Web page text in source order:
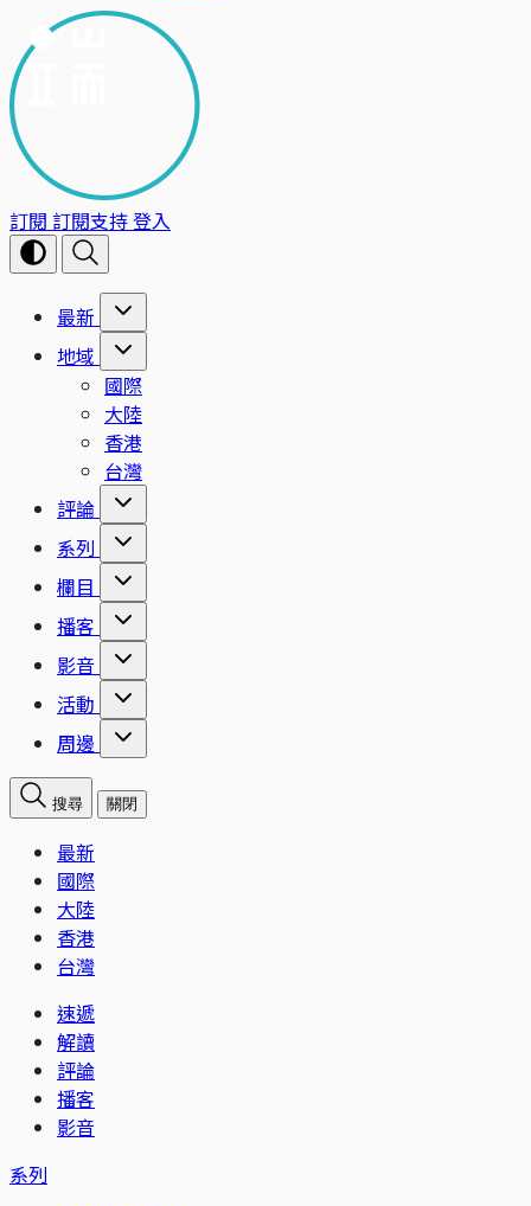
訂閱 訂閱支持登入
最新
地域
國際
大陸
香港
台灣
評論
系列
欄目
播客
影音
活動
周邊
搜尋 關閉
最新
國際
大陸
香港
台灣
速遞
解讀
評論
播客
影音
系列